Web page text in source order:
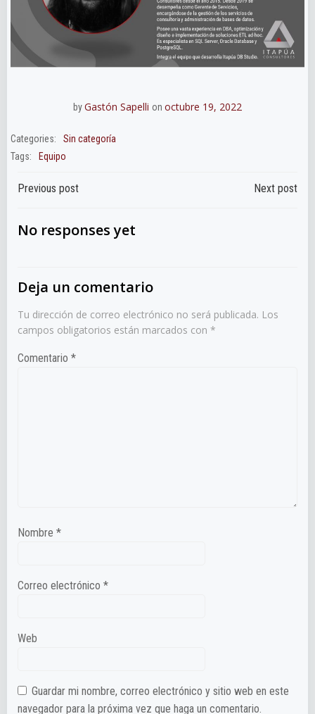
byGastón Sapelli on octubre 19, 2022
Categories:
Sin categoría
Tags:
Equipo
Navegación
de
Previous post
Navegación
Next post
No responses yet
Deja un comentario
Tu dirección de correo electrónico no será publicada. Los
campos obligatorios están marcados con *
Comentario *
Nombre *
Correo electrónico *
Web
Guardar mi nombre, correo electrónico y sitio web en este
navegador para la próxima vez que haga un comentario.